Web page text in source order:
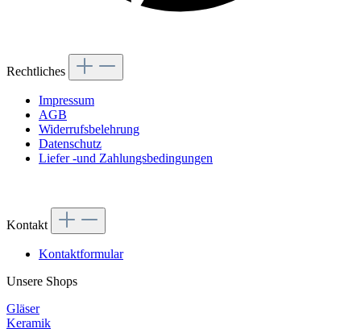
Rechtliches
Impressum
AGB
Widerrufsbelehrung
Datenschutz
Liefer -und Zahlungsbedingungen
Kontakt
Kontaktformular
Unsere Shops
Gläser
Keramik